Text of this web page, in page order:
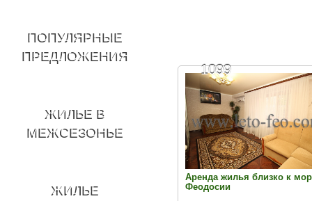
1099
Аренда жилья близко к
Феодосии
ПОПУЛЯРНЫЕ
ПРЕДЛОЖЕНИЯ
ЖИЛЬЕ В
МЕЖСЕЗОНЬЕ
ЖИЛЬЕ